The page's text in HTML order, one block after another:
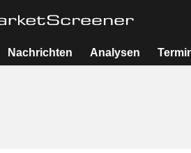
Nachrichten Analysen